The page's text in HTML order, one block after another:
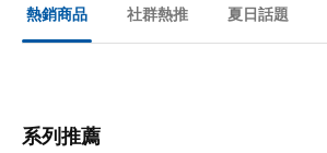
熱銷商品 社群熱推 夏日話題
系列推薦